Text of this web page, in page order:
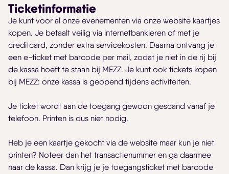
Skip navigatie
Ticketinformatie
Je kunt voor al onze evenementen via onze website kaartjes
kopen. Je betaalt veilig via internetbankieren of met je
creditcard, zonder extra servicekosten. Daarna ontvang je
een e-ticket met barcode per mail, zodat je niet in de rij bij
de kassa hoeft te staan bij MEZZ. Je kunt ook tickets kopen
bij MEZZ: onze kassa is geopend tijdens activiteiten.
Je ticket wordt aan de toegang gewoon gescand vanaf je
telefoon. Printen is dus niet nodig.
Heb je een kaartje gekocht via de website maar kun je niet
printen? Noteer dan het transactienummer en ga daarmee
naar de kassa. Dan krijg je je toegangsticket met barcode